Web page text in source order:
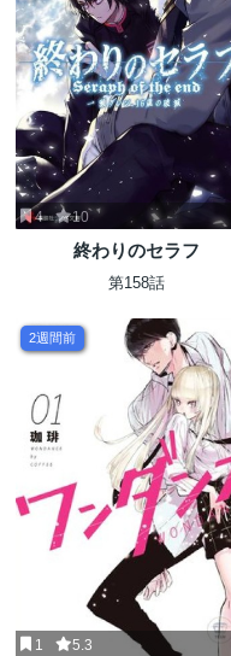
4 10
終わりのセラフ
第158話
2週間前
1 5.3